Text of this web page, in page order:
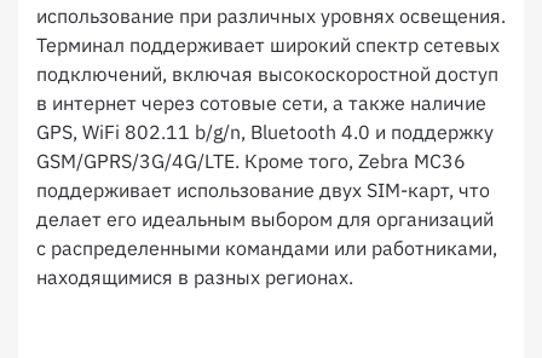
использование при различных уровнях освещения.
Терминал поддерживает широкий спектр сетевых
подключений, включая высокоскоростной доступ
в интернет через сотовые сети, а также наличие
GPS, WiFi 802.11 b/g/n, Bluetooth 4.0 и поддержку
GSM/GPRS/3G/4G/LTE. Кроме того, Zebra MC36
поддерживает использование двух SIM-карт, что
делает его идеальным выбором для организаций
с распределенными командами или работниками,
находящимися в разных регионах.